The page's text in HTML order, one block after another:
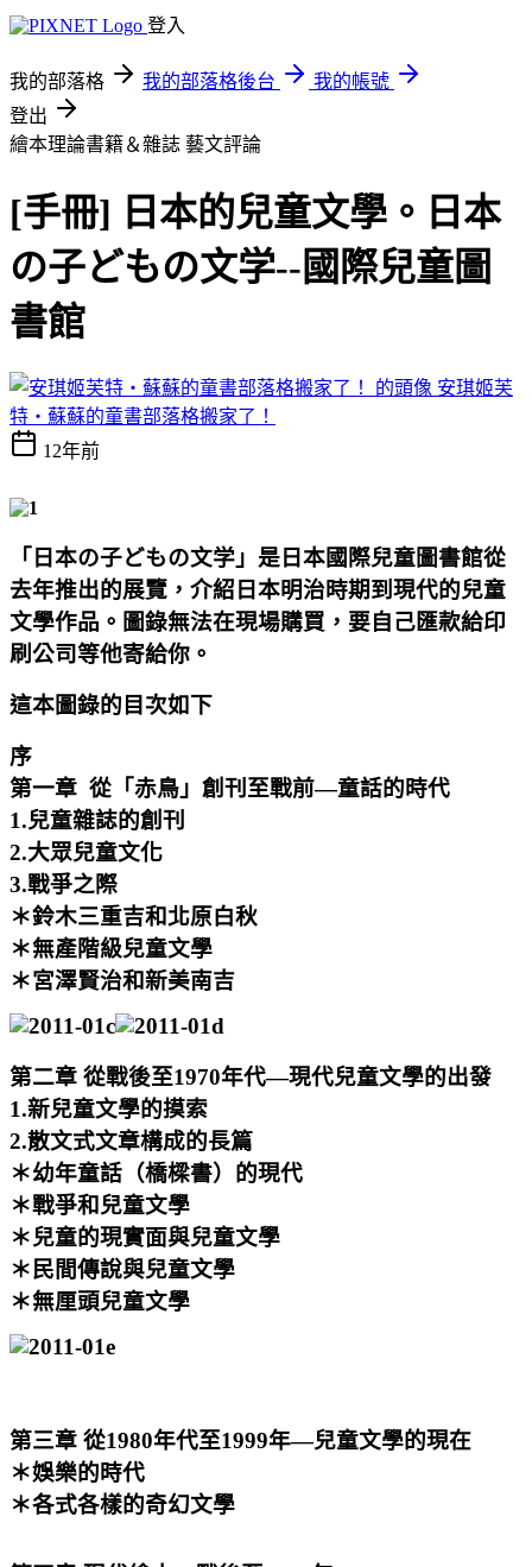
登入
我的部落格 我的部落格後台
我的帳號
登出
繪本理論書籍＆雜誌 藝文評論
[手冊] 日本的兒童文學。日本
の子どもの文学--國際兒童圖
書館
安琪姬芙
特‧蘇蘇的童書部落格搬家了！
12年前
「日本の子どもの文学」是日本國際兒童圖書館從
去年推出的展覽，介紹日本明治時期到現代的兒童
文學作品。圖錄無法在現場購買，要自己匯款給印
刷公司等他寄給你。
這本圖錄的目次如下
序
第一章 從「赤鳥」創刊至戰前—童話的時代
1.兒童雜誌的創刊
2.大眾兒童文化
3.戰爭之際
＊鈴木三重吉和北原白秋
＊無產階級兒童文學
＊宮澤賢治和新美南吉
第二章 從戰後至1970年代—現代兒童文學的出發
1.新兒童文學的摸索
2.散文式文章構成的長篇
＊幼年童話（橋樑書）的現代
＊戰爭和兒童文學
＊兒童的現實面與兒童文學
＊民間傳說與兒童文學
＊無厘頭兒童文學
第三章 從1980年代至1999年—兒童文學的現在
＊娛樂的時代
＊各式各樣的奇幻文學